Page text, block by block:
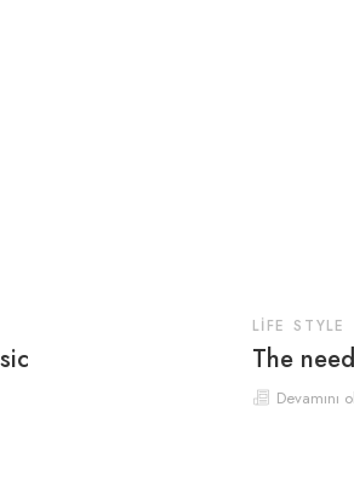
LIFE STYLE
The
Devamını